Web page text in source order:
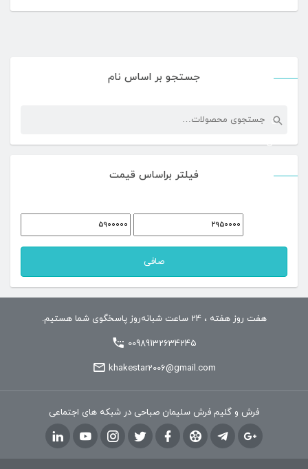
جستجو بر اساس نام
جستجو
ج
فیلتر براساس قیمت
حداقل
قیمت
حداكثر
قيمت
صافی
محصول
مختلفی
گزینه
محصول
انتخاب
شوند
هفت روز هفته ، 24 ساعت شبانه‌روز پاسخگوی شما هستیم.
00989132634245
khakestar2006@gmail.com
فرش و گلیم فرش سلیمان صباحی در شبکه های اجتماعی